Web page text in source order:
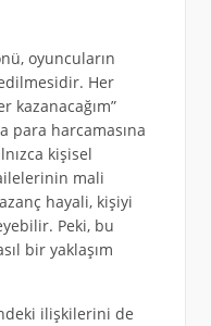
oyuncuların
edilmesidir. Her
kazanacağım”
para harcamasına
kişisel
mali
hayali, kişiyi
Peki, bu
bir yaklaşım
ilişkilerini de